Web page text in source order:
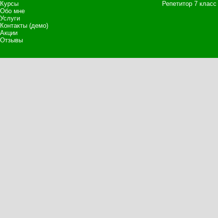
Курсы
Обо мне
Услуги
Контакты (демо)
Акции
Отзывы
Репетитор 7 класс